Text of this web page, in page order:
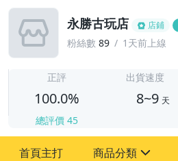
永勝古玩店 店鋪
粉絲數 89 1天前上線
正評
100.0%
總評價 45
出貨速度
8~9 天
首頁主打 商品分類